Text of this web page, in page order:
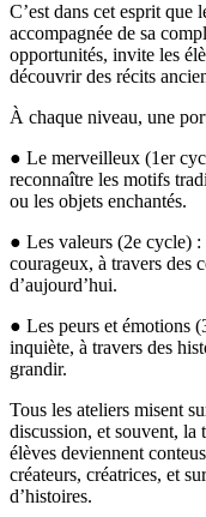
C’est dans cet esprit que
accompagnée de sa
opportunités, invite les
découvrir des récits
À chaque niveau, une
● Le merveilleux (1er
reconnaître les motifs
ou les objets enchantés.
● Les valeurs (2e cycle)
courageux, à travers des
d’aujourd’hui.
● Les peurs et émotions
inquiète, à travers des
grandir.
Tous les ateliers misent
discussion, et souvent, la
élèves deviennent
créateurs, créatrices, et
d’histoires.